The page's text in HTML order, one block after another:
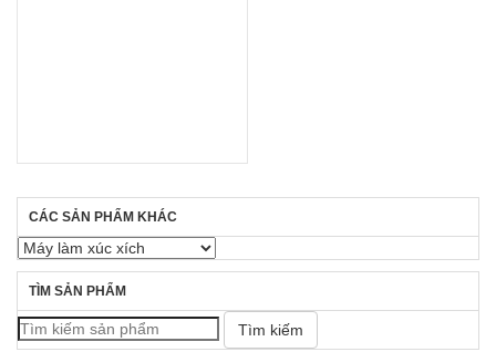
CÁC SẢN PHẨM KHÁC
TÌM SẢN PHẨM
Tìm kiếm